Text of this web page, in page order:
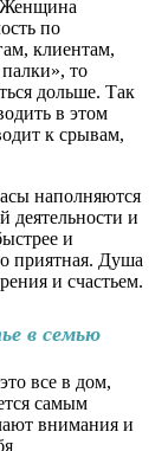
Женщина
по
клиентам,
то
дольше. Так
в этом
к срывам,
наполняются
деятельности и
и
приятная. Душа
и счастьем.
в семью
все в дом,
самым
внимания и